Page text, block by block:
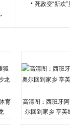
死敌变“新欢
育
高清图：西班牙
尔回到家乡 享英